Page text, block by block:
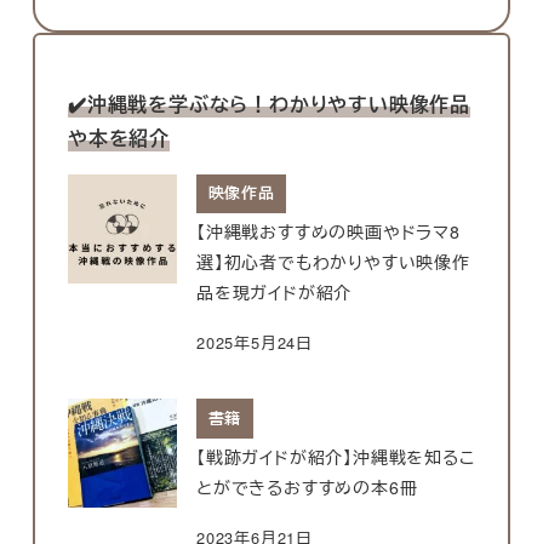
✔️沖縄戦を学ぶなら！わかりやすい映像作品
や本を紹介
映像作品
【沖縄戦おすすめの映画やドラマ8
選】初心者でもわかりやすい映像作
品を現ガイドが紹介
2025年5月24日
書籍
【戦跡ガイドが紹介】沖縄戦を知るこ
とができるおすすめの本6冊
2023年6月21日